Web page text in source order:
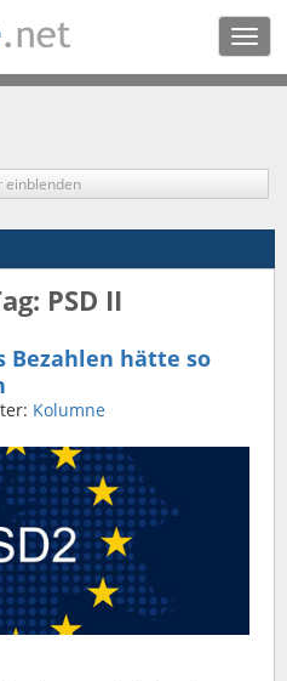
einblenden
PSD II
Bezahlen hätte so
Kolumne